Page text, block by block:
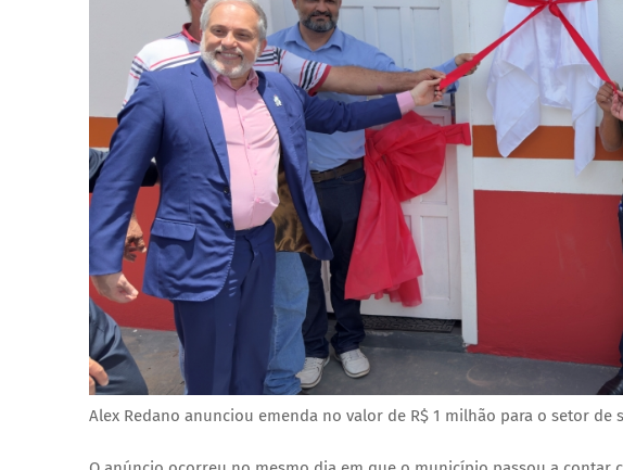
Alex Redano anunciou emenda no valor de R$ 1 milhão para o setor